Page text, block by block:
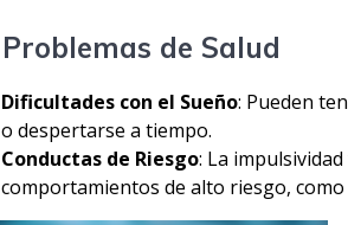
Problemas de Salud
Dificultades con el Sueño: Pueden
o despertarse a tiempo.
Conductas de Riesgo: La
comportamientos de alto riesgo,